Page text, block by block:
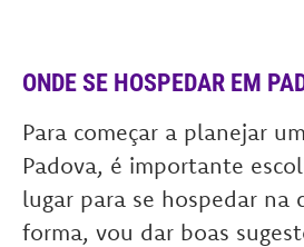
ONDE SE HOSPEDAR EM
Para começar a planejar
Padova, é importante
lugar para se hospedar na
forma, vou dar boas